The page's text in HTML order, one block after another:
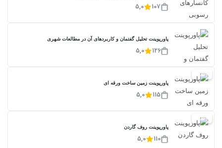
107
5,0
پاورپوینت تحلیل گفتمان و کاربردهای آن در مطالعات شهری
126
5,0
20%
پاورپوینت زمین ساخت ورقه ای
115
5,0
20%
پاورپوینت روف گاردن
110
5,0